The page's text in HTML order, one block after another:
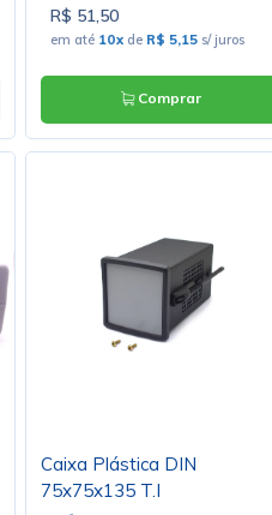
R$ 51,50
em até 10x de R$ 5,15 s/ juros
Comprar
Caixa Plástica DIN
75x75x135 T.I